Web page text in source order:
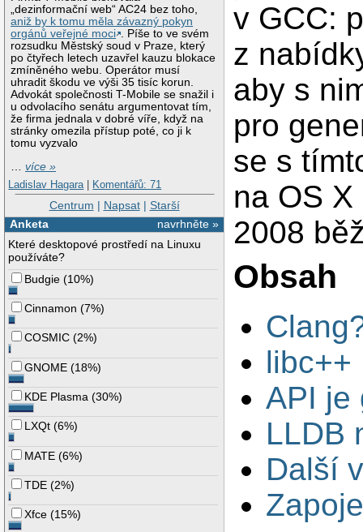
„dezinformační web“ AC24 bez toho,
aniž by k tomu měla závazný pokyn
orgánů veřejné moci . Píše to ve svém
rozsudku Městský soud v Praze, který
po čtyřech letech uzavřel kauzu blokace
zmíněného webu. Operátor musí
uhradit škodu ve výši 35 tisíc korun.
Advokát společnosti T-Mobile se snažil i
u odvolacího senátu argumentovat tím,
že firma jednala v dobré víře, když na
stránky omezila přístup poté, co ji k
tomu vyzvalo
…více »
Ladislav Hagara | Komentářů: 71
Centrum | Napsat| Starší
navrhněte »
Anketa
Které desktopové prostředí na Linuxu
používáte?
Budgie (10%)
Cinnamon (7%)
COSMIC (2%)
GNOME (18%)
KDE Plasma (30%)
LXQt (6%)
MATE (6%)
TDE (2%)
Xfce (15%)
v GCC:
z
aby s
pro
se s
na OS
2008
Obsah
libc++
API je
LLDB
Další